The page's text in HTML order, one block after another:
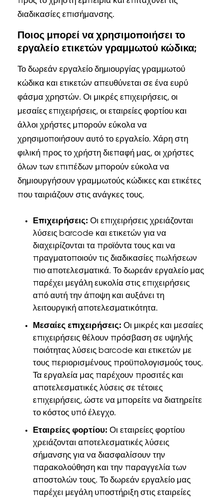
διαδικασίες επισήμανσης.
Ποιος μπορεί να χρησιμοποιήσει το
εργαλείο ετικετών γραμμωτού κώδικα;
Το δωρεάν εργαλείο δημιουργίας γραμμωτού
κώδικα και ετικετών απευθύνεται σε ένα ευρύ
φάσμα χρηστών. Οι μικρές επιχειρήσεις, οι
μεσαίες επιχειρήσεις, οι εταιρείες φορτίου και
άλλοι χρήστες μπορούν εύκολα να
χρησιμοποιήσουν αυτό το εργαλείο. Χάρη στη
φιλική προς το χρήστη διεπαφή μας, οι χρήστες
όλων των επιπέδων μπορούν εύκολα να
δημιουργήσουν γραμμωτούς κώδικες και ετικέτες
που ταιριάζουν στις ανάγκες τους.
Επιχειρήσεις: Οι επιχειρήσεις χρειάζονται
λύσεις barcode και ετικετών για να
διαχειρίζονται τα προϊόντα τους και να
πραγματοποιούν τις διαδικασίες πωλήσεων
πιο αποτελεσματικά. Το δωρεάν εργαλείο μας
παρέχει μεγάλη ευκολία στις επιχειρήσεις
από αυτή την άποψη και αυξάνει τη
λειτουργική αποτελεσματικότητα.
Μεσαίες επιχειρήσεις: Οι μικρές και μεσαίες
επιχειρήσεις θέλουν πρόσβαση σε υψηλής
ποιότητας λύσεις barcode και ετικετών με
τους περιορισμένους προϋπολογισμούς τους.
Τα εργαλεία μας παρέχουν προσιτές και
αποτελεσματικές λύσεις σε τέτοιες
επιχειρήσεις, ώστε να μπορείτε να διατηρείτε
το κόστος υπό έλεγχο.
Εταιρείες φορτίου: Οι εταιρείες φορτίου
χρειάζονται αποτελεσματικές λύσεις
σήμανσης για να διασφαλίσουν την
παρακολούθηση και την παραγγελία των
αποστολών τους. Το δωρεάν εργαλείο μας
παρέχει μεγάλη υποστήριξη στις εταιρείες